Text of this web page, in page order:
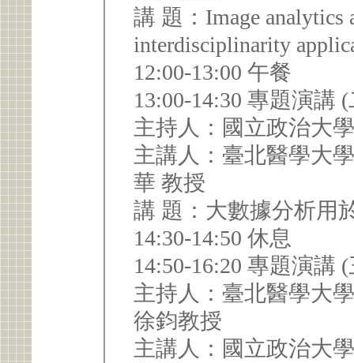
講 題：Image analytics and artificial intelligence
interdisciplinarity
12:00-13:00 午餐
13:00-14:30 專題演講
主持人：國立政治大
主講人：臺北醫學大
華 教授
講 題：大數據分析
14:30-14:50 休息
14:50-16:20 專題演講
主持人：臺北醫學大
徐鈞教授
主講人：國立政治大